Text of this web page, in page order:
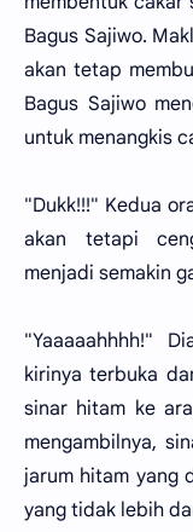
Bagus Sajiwo.
akan tetap
Bagus Sajiwo
untuk menangkis
"Dukk!!!" Kedua
akan tetapi
menjadi semakin
"Yaaaaahhhh!"
kirinya terbuka
sinar hitam ke
mengambilnya,
jarum hitam yang
yang tidak lebih